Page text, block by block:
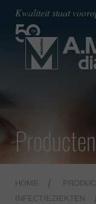
Kwaliteit staat
HOME
INFECTIEZIEKTEN